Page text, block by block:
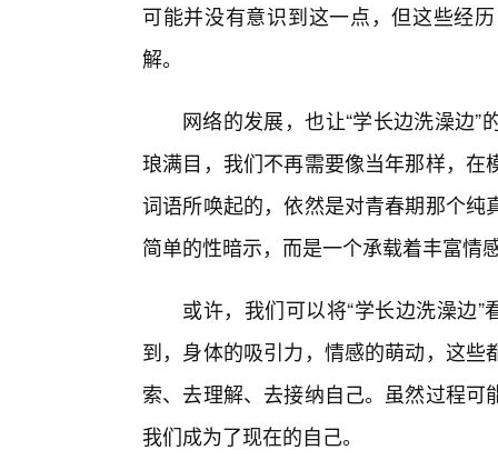
可能并没有意识到这一点，但这些经
解。
网络的发展，也让“学长边洗澡边
琅满目，我们不再需要像当年那样，
词语所唤起的，依然是对青春期那个
简单的性暗示，而是一个承载着丰富情
或许，我们可以将“学长边洗澡边
到，身体的吸引力，情感的萌动，这
索、去理解、去接纳自己。虽然过程
我们成为了现在的自己。